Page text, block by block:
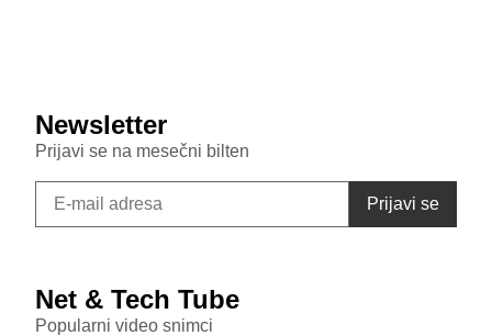
Newsletter
Prijavi se na mesečni bilten
Net & Tech Tube
Popularni video snimci